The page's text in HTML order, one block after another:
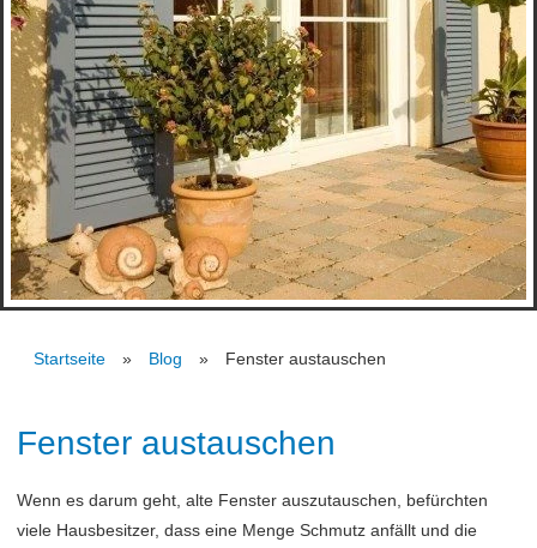
Startseite Blog Fenster austauschen
Fenster austauschen
Wenn es darum geht, alte Fenster auszutauschen, befürchten
viele Hausbesitzer, dass eine Menge Schmutz anfällt und die